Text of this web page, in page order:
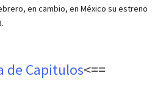
en cambio, en México su estreno
de Capitulos<==